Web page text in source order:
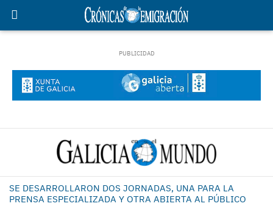
SE DESARROLLARON DOS JORNADAS, UNA PARA LA
PRENSA ESPECIALIZADA Y OTRA ABIERTA AL PÚBLICO